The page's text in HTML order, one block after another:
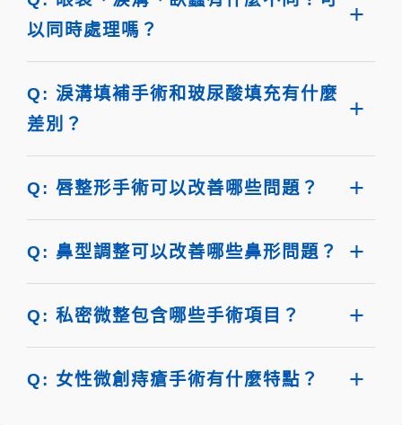
以同時處理嗎？
Q: 淚溝填補手術和玻尿酸填充有什麼
差別？
Q: 唇整形手術可以改善哪些問題？
Q: 鼻型調整可以改善哪些鼻形問題？
Q: 私密微整包含哪些手術項目？
Q: 女性微創痔瘡手術有什麼特點？